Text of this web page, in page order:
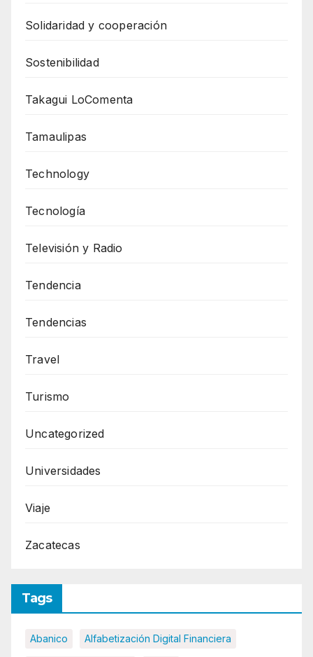
Solidaridad y cooperación
Sostenibilidad
Takagui LoComenta
Tamaulipas
Technology
Tecnología
Televisión y Radio
Tendencia
Tendencias
Travel
Turismo
Uncategorized
Universidades
Viaje
Zacatecas
Tags
Abanico Alfabetización Digital Financiera